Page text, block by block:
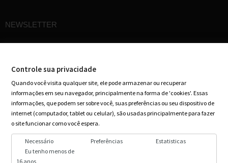
NEWSLETTER
Controle sua privacidade
Quando você visita qualquer site, ele pode armazenar ou recuperar
informações em seu navegador, principalmente na forma de 'cookies'. Essas
informações, que podem ser sobre você, suas preferências ou seu dispositivo de
internet (computador, tablet ou celular), são usadas principalmente para fazer
o site funcionar como você espera.
Necessário Preferências
Estatisticas
Eu tenho menos de
16 anos